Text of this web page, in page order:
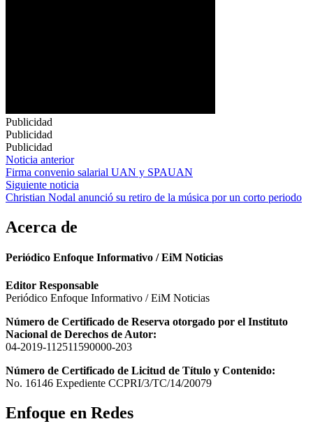
Publicidad
Publicidad
Publicidad
Navegación
de
entradas
Noticia anterior
Firma convenio salarial UAN y SPAUAN
Siguiente noticia
Christian Nodal anunció su retiro de la música por un corto periodo
Acerca de
Periódico Enfoque Informativo / EiM Noticias
Editor Responsable
Periódico Enfoque Informativo / EiM Noticias
Número de Certificado de Reserva otorgado por el Instituto
Nacional de Derechos de Autor:
04-2019-112511590000-203
Número de Certificado de Licitud de Título y Contenido:
No. 16146 Expediente CCPRI/3/TC/14/20079
Enfoque en Redes